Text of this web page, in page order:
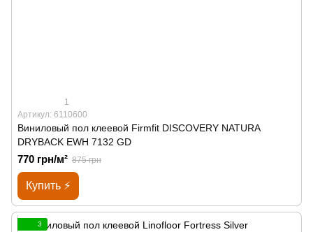
1
Артикул: 6110600
Виниловый пол клеевой Firmfit DISCOVERY NATURA
DRYBACK EWH 7132 GD
770 грн/м² 875 грн
Купить ⚡
3